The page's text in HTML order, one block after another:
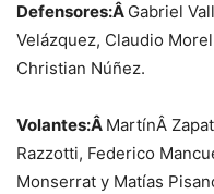
Defensores:Â Gabriel
Velázquez, Claudio
Christian Núñez.
Volantes:Â MartínÂ
Razzotti, Federico
Monserrat y Matías